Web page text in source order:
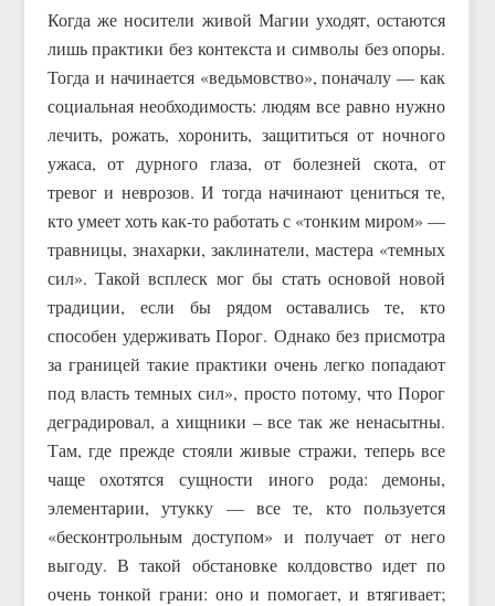
Когда же носители живой Магии уходят, остаются
лишь практики без контекста и символы без опоры.
Тогда и начинается «ведьмовство», поначалу — как
социальная необходимость: людям все равно нужно
лечить, рожать, хоронить, защититься от ночного
ужаса, от дурного глаза, от болезней скота, от
тревог и неврозов. И тогда начинают цениться те,
кто умеет хоть как-то работать с «тонким миром» —
травницы, знахарки, заклинатели, мастера «темных
сил». Такой всплеск мог бы стать основой новой
традиции, если бы рядом оставались те, кто
способен удерживать Порог. Однако без присмотра
за границей такие практики очень легко попадают
под власть темных сил», просто потому, что Порог
деградировал, а хищники – все так же ненасытны.
Там, где прежде стояли живые стражи, теперь все
чаще охотятся сущности иного рода: демоны,
элементарии, утукку — все те, кто пользуется
«бесконтрольным доступом» и получает от него
выгоду. В такой обстановке колдовство идет по
очень тонкой грани: оно и помогает, и втягивает;